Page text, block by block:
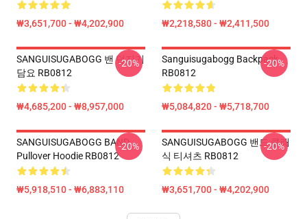
₩3,651,700 - ₩4,202,900 ₩2,218,580 - ₩2,411,500
SANGUISUGABOGG 밴 던지기
담요 RB0812
₩4,685,200 - ₩8,957,000
-20%
Sanguisugabogg Backpack
RB0812
₩5,084,820 - ₩5,718,700
-20%
SANGUISUGABOGG BAND
Pullover Hoodie RB0812
₩5,918,510 - ₩6,883,110
-20%
SANGUISUGABOGG 밴드 클래
식 티셔츠 RB0812
₩3,651,700 - ₩4,202,900
-20%